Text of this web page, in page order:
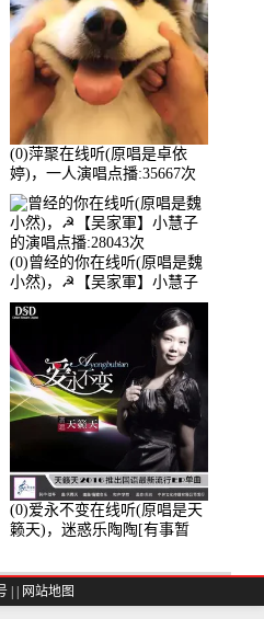
(0)萍聚在线听(原唱是卓依
婷)，一人演唱点播:35667次
(0)曾经的你在线听(原唱是魏
小然)，☭【吴家軍】小慧子
的演唱点播:28043次
(0)爱永不变在线听(原唱是天
籁天)，迷惑乐陶陶[有事暂
| 网站地图